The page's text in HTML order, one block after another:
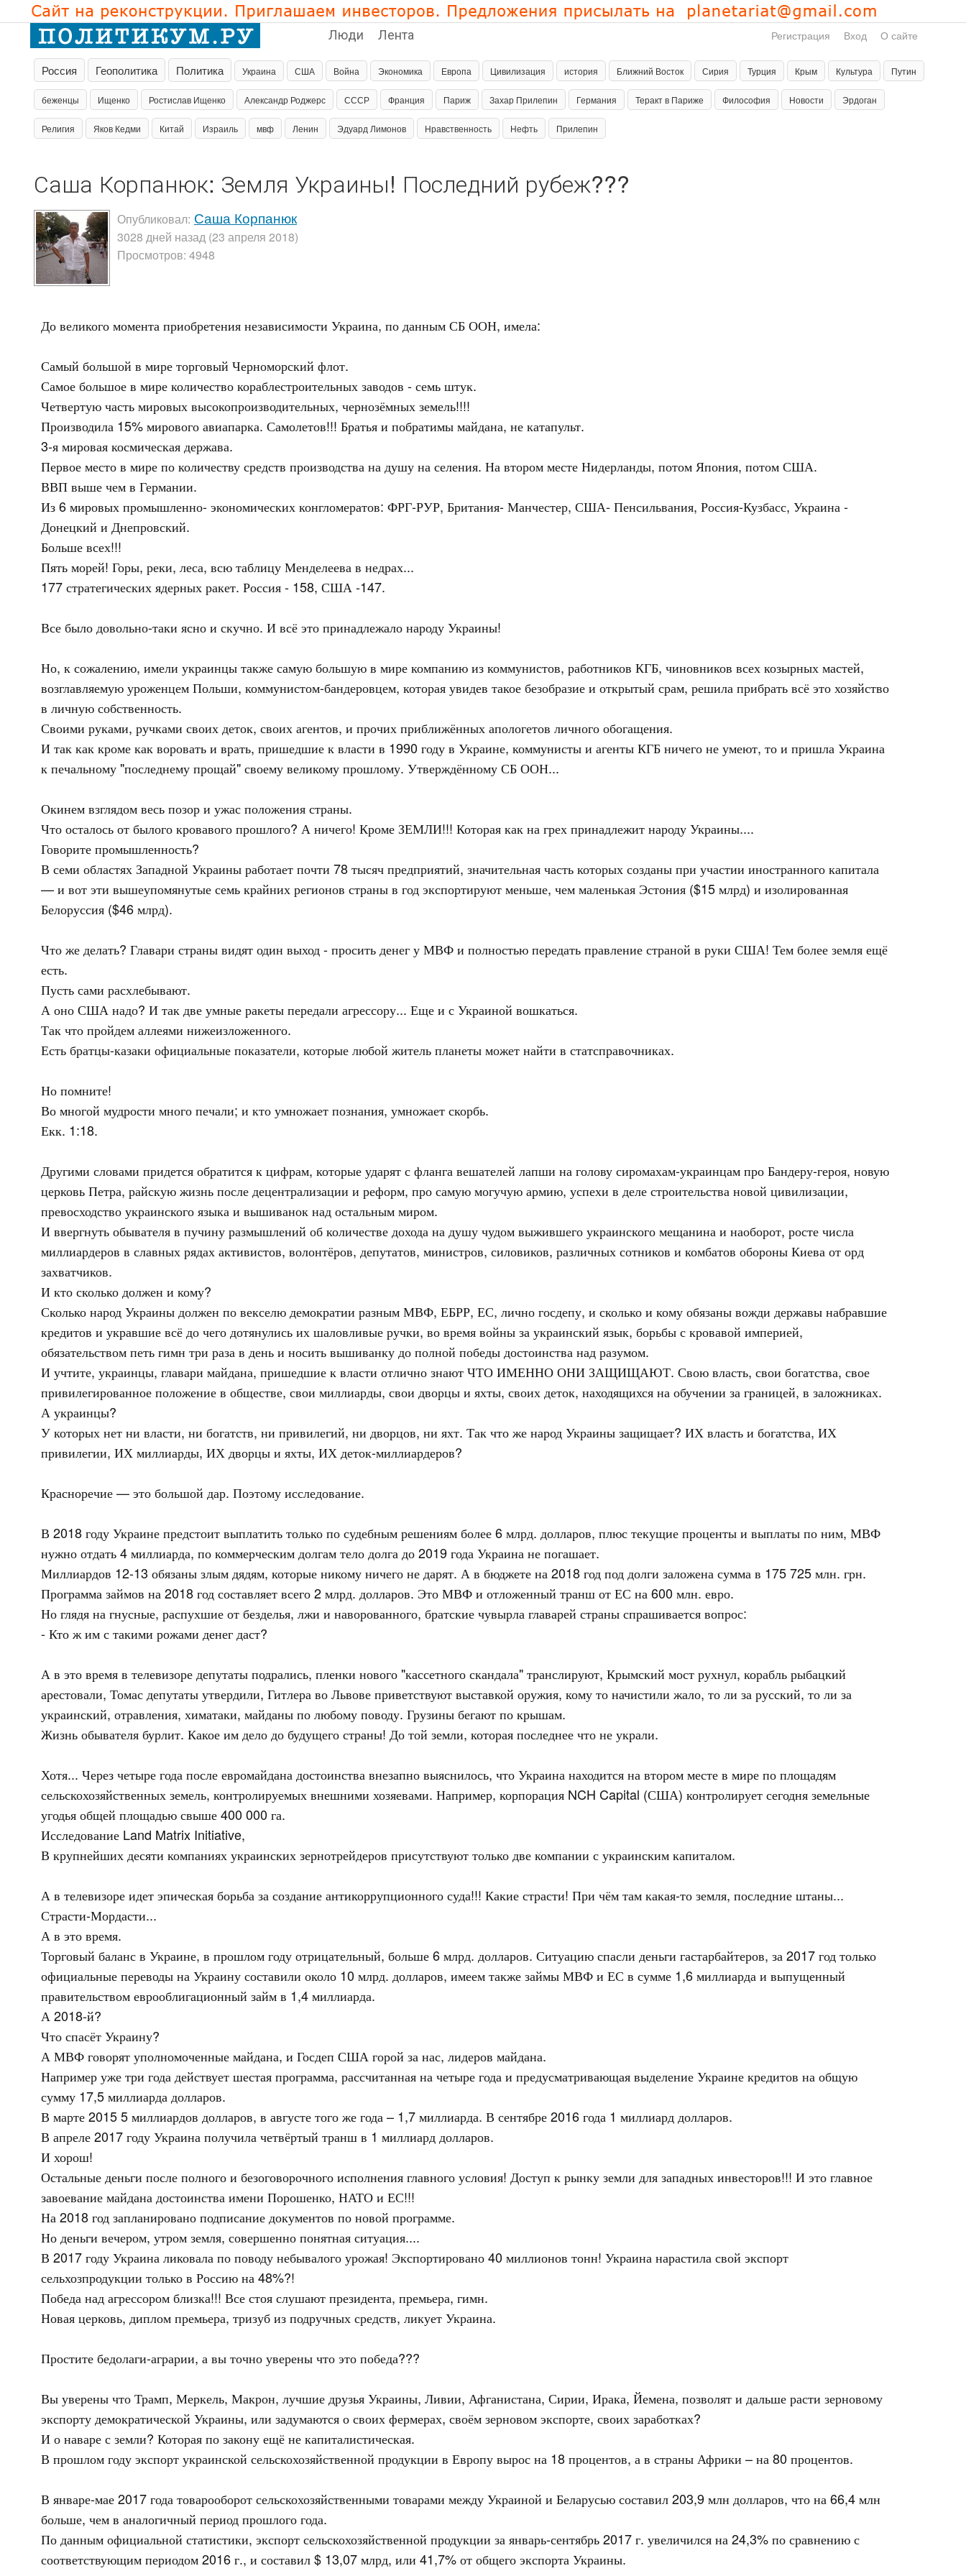
Люди Лента Регистрация Вход О сайте
Россия Геополитика Политика Украина США Война Экономика Европа Цивилизация история Ближний Восток Сирия Турция Крым Культура Путин
беженцы Ищенко Ростислав Ищенко Александр Роджерс СССР Франция Париж Захар Прилепин Германия Теракт в Париже Философия Новости Эрдоган
Религия Яков Кедми Китай Израиль мвф Ленин Эдуард Лимонов Нравственность Нефть Прилепин
Саша Корпанюк: Земля Украины! Последний рубеж???
Опубликовал: Саша Корпанюк
3028 дней назад (23 апреля 2018)
Просмотров: 4948
До великого момента приобретения независимости Украина, по данным СБ ООН, имела:
Самый большой в мире торговый Черноморский флот.
Самое большое в мире количество кораблестроительных заводов - семь штук.
Четвертую часть мировых высокопроизводительных, чернозёмных земель!!!!
Производила 15% мирового авиапарка. Самолетов!!! Братья и побратимы майдана, не катапульт.
3-я мировая космическая держава.
Первое место в мире по количеству средств производства на душу на селения. На втором месте Нидерланды, потом Япония, потом США.
ВВП выше чем в Германии.
Из 6 мировых промышленно- экономических конгломератов: ФРГ-РУР, Британия- Манчестер, США- Пенсильвания, Россия-Кузбасс, Украина -
Донецкий и Днепровский.
Больше всех!!!
Пять морей! Горы, реки, леса, всю таблицу Менделеева в недрах...
177 стратегических ядерных ракет. Россия - 158, США -147.
Все было довольно-таки ясно и скучно. И всё это принадлежало народу Украины!
Но, к сожалению, имели украинцы также самую большую в мире компанию из коммунистов, работников КГБ, чиновников всех козырных мастей,
возглавляемую уроженцем Польши, коммунистом-бандеровцем, которая увидев такое безобразие и открытый срам, решила прибрать всё это хозяйство
в личную собственность.
Своими руками, ручками своих деток, своих агентов, и прочих приближённых апологетов личного обогащения.
И так как кроме как воровать и врать, пришедшие к власти в 1990 году в Украине, коммунисты и агенты КГБ ничего не умеют, то и пришла Украина
к печальному "последнему прощай" своему великому прошлому. Утверждённому СБ ООН...
Окинем взглядом весь позор и ужас положения страны.
Что осталось от былого кровавого прошлого? А ничего! Кроме ЗЕМЛИ!!! Которая как на грех принадлежит народу Украины....
Говорите промышленность?
В семи областях Западной Украины работает почти 78 тысяч предприятий, значительная часть которых созданы при участии иностранного капитала
— и вот эти вышеупомянутые семь крайних регионов страны в год экспортируют меньше, чем маленькая Эстония ($15 млрд) и изолированная
Белоруссия ($46 млрд).
Что же делать? Главари страны видят один выход - просить денег у МВФ и полностью передать правление страной в руки США! Тем более земля ещё
есть.
Пусть сами расхлебывают.
А оно США надо? И так две умные ракеты передали агрессору... Еще и с Украиной вошкаться.
Так что пройдем аллеями нижеизложенного.
Есть братцы-казаки официальные показатели, которые любой житель планеты может найти в статсправочниках.
Но помните!
Во многой мудрости много печали; и кто умножает познания, умножает скорбь.
Екк. 1:18.
Другими словами придется обратится к цифрам, которые ударят с фланга вешателей лапши на голову сиромахам-украинцам про Бандеру-героя, новую
церковь Петра, райскую жизнь после децентрализации и реформ, про самую могучую армию, успехи в деле строительства новой цивилизации,
превосходство украинского языка и вышиванок над остальным миром.
И ввергнуть обывателя в пучину размышлений об количестве дохода на душу чудом выжившего украинского мещанина и наоборот, росте числа
миллиардеров в славных рядах активистов, волонтёров, депутатов, министров, силовиков, различных сотников и комбатов обороны Киева от орд
захватчиков.
И кто сколько должен и кому?
Сколько народ Украины должен по векселю демократии разным МВФ, ЕБРР, ЕС, лично госдепу, и сколько и кому обязаны вожди державы набравшие
кредитов и укравшие всё до чего дотянулись их шаловливые ручки, во время войны за украинский язык, борьбы с кровавой империей,
обязательством петь гимн три раза в день и носить вышиванку до полной победы достоинства над разумом.
И учтите, украинцы, главари майдана, пришедшие к власти отлично знают ЧТО ИМЕННО ОНИ ЗАЩИЩАЮТ. Свою власть, свои богатства, свое
привилегированное положение в обществе, свои миллиарды, свои дворцы и яхты, своих деток, находящихся на обучении за границей, в заложниках.
А украинцы?
У которых нет ни власти, ни богатств, ни привилегий, ни дворцов, ни яхт. Так что же народ Украины защищает? ИХ власть и богатства, ИХ
привилегии, ИХ миллиарды, ИХ дворцы и яхты, ИХ деток-миллиардеров?
Красноречие — это большой дар. Поэтому исследование.
В 2018 году Украине предстоит выплатить только по судебным решениям более 6 млрд. долларов, плюс текущие проценты и выплаты по ним, МВФ
нужно отдать 4 миллиарда, по коммерческим долгам тело долга до 2019 года Украина не погашает.
Миллиардов 12-13 обязаны злым дядям, которые никому ничего не дарят. А в бюджете на 2018 год под долги заложена сумма в 175 725 млн. грн.
Программа займов на 2018 год составляет всего 2 млрд. долларов. Это МВФ и отложенный транш от ЕС на 600 млн. евро.
Но глядя на гнусные, распухшие от безделья, лжи и наворованного, братские чувырла главарей страны спрашивается вопрос:
- Кто ж им с такими рожами денег даст?
А в это время в телевизоре депутаты подрались, пленки нового "кассетного скандала" транслируют, Крымский мост рухнул, корабль рыбацкий
арестовали, Томас депутаты утвердили, Гитлера во Львове приветствуют выставкой оружия, кому то начистили жало, то ли за русский, то ли за
украинский, отравления, химатаки, майданы по любому поводу. Грузины бегают по крышам.
Жизнь обывателя бурлит. Какое им дело до будущего страны! До той земли, которая последнее что не украли.
Хотя... Через четыре года после евромайдана достоинства внезапно выяснилось, что Украина находится на втором месте в мире по площадям
сельскохозяйственных земель, контролируемых внешними хозяевами. Например, корпорация NCH Capital (США) контролирует сегодня земельные
угодья общей площадью свыше 400 000 га.
Исследование Land Matrix Initiative,
В крупнейших десяти компаниях украинских зернотрейдеров присутствуют только две компании с украинским капиталом.
А в телевизоре идет эпическая борьба за создание антикоррупционного суда!!! Какие страсти! При чём там какая-то земля, последние штаны...
Страсти-Мордасти...
А в это время.
Торговый баланс в Украине, в прошлом году отрицательный, больше 6 млрд. долларов. Ситуацию спасли деньги гастарбайтеров, за 2017 год только
официальные переводы на Украину составили около 10 млрд. долларов, имеем также займы МВФ и ЕС в сумме 1,6 миллиарда и выпущенный
правительством еврооблигационный займ в 1,4 миллиарда.
А 2018-й?
Что спасёт Украину?
А МВФ говорят уполномоченные майдана, и Госдеп США горой за нас, лидеров майдана.
Например уже три года действует шестая программа, рассчитанная на четыре года и предусматривающая выделение Украине кредитов на общую
сумму 17,5 миллиарда долларов.
В марте 2015 5 миллиардов долларов, в августе того же года – 1,7 миллиарда. В сентябре 2016 года 1 миллиард долларов.
В апреле 2017 году Украина получила четвёртый транш в 1 миллиард долларов.
И хорош!
Остальные деньги после полного и безоговорочного исполнения главного условия! Доступ к рынку земли для западных инвесторов!!! И это главное
завоевание майдана достоинства имени Порошенко, НАТО и ЕС!!!
На 2018 год запланировано подписание документов по новой программе.
Но деньги вечером, утром земля, совершенно понятная ситуация....
В 2017 году Украина ликовала по поводу небывалого урожая! Экспортировано 40 миллионов тонн! Украина нарастила свой экспорт
сельхозпродукции только в Россию на 48%?!
Победа над агрессором близка!!! Все стоя слушают президента, премьера, гимн.
Новая церковь, диплом премьера, тризуб из подручных средств, ликует Украина.
Простите бедолаги-аграрии, а вы точно уверены что это победа???
Вы уверены что Трамп, Меркель, Макрон, лучшие друзья Украины, Ливии, Афганистана, Сирии, Ирака, Йемена, позволят и дальше расти зерновому
экспорту демократической Украины, или задумаются о своих фермерах, своём зерновом экспорте, своих заработках?
И о наваре с земли? Которая по закону ещё не капиталистическая.
В прошлом году экспорт украинской сельскохозяйственной продукции в Европу вырос на 18 процентов, а в страны Африки – на 80 процентов.
В январе-мае 2017 года товарооборот сельскохозяйственными товарами между Украиной и Беларусью составил 203,9 млн долларов, что на 66,4 млн
больше, чем в аналогичный период прошлого года.
По данным официальной статистики, экспорт сельскохозяйственной продукции за январь-сентябрь 2017 г. увеличился на 24,3% по сравнению с
соответствующим периодом 2016 г., и составил $ 13,07 млрд, или 41,7% от общего экспорта Украины.